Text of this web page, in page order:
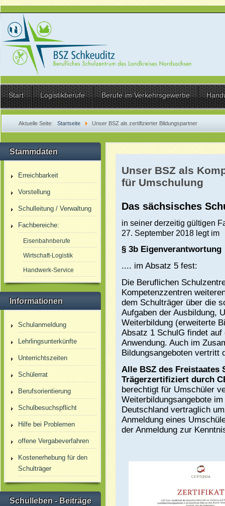
Start Logistikberufe Berufe im Verkehrsgewerbe
Aktuelle Seite: Startseite Unser BSZ als zertifizierter Bildungspartner
Stammdaten
Erreichbarkeit
Vorstellung
Schulleitung / Verwaltung
Fachbereiche:
Eisenbahnberufe
Wirtschaft-Logistik
Handwerk-Service
Informationen
Schulanmeldung
Lehrlingsunterkünfte
Unterrichtszeiten
Schülerrat
Berufsorientierung
Schulbesuchspflicht
Hilfe bei Problemen
offene Vergabeverfahren
Kostenerhebung für den
Schulträger
Schulleben - Beiträge
Unser BSZ als
für Umschulung
Das sächsisches
in seiner derzeitig gültigen
27. September 2018 legt im
§ 3b Eigenverantwortung
.... im Absatz 5 fest:
Die Beruflichen
Kompetenzzentren
dem Schulträger über die
Aufgaben der Ausbildung,
Weiterbildung (erweiterte
Absatz 1 SchulG findet
Anwendung. Auch im
Bildungsangeboten vertritt
Alle BSZ des Freistaates
Trägerzertifiziert durch
berechtigt für Umschüler
Weiterbildungsangebote
Deutschland vertraglich
Anmeldung eines
der Anmeldung zur